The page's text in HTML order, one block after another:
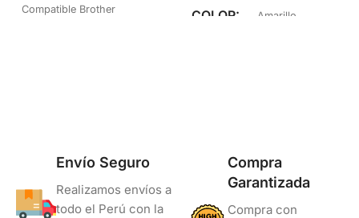
Compatible Brother COLOR Amarillo
Envío Seguro
Realizamos envíos a
todo el Perú con la
Compra
Garantizada
Compra con